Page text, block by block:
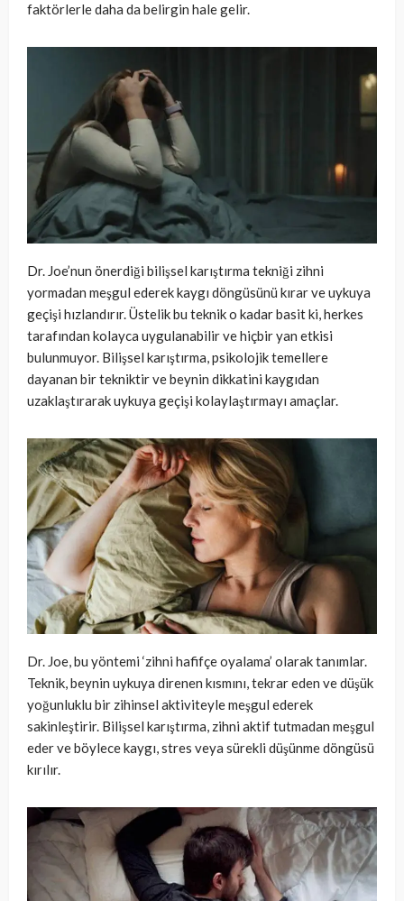
faktörlerle daha da belirgin hale gelir.
Dr. Joe’nun önerdiği bilişsel karıştırma tekniği zihni
yormadan meşgul ederek kaygı döngüsünü kırar ve uykuya
geçişi hızlandırır. Üstelik bu teknik o kadar basit ki, herkes
tarafından kolayca uygulanabilir ve hiçbir yan etkisi
bulunmuyor. Bilişsel karıştırma, psikolojik temellere
dayanan bir tekniktir ve beynin dikkatini kaygıdan
uzaklaştırarak uykuya geçişi kolaylaştırmayı amaçlar.
Dr. Joe, bu yöntemi ‘zihni hafifçe oyalama’ olarak tanımlar.
Teknik, beynin uykuya direnen kısmını, tekrar eden ve düşük
yoğunluklu bir zihinsel aktiviteyle meşgul ederek
sakinleştirir. Bilişsel karıştırma, zihni aktif tutmadan meşgul
eder ve böylece kaygı, stres veya sürekli düşünme döngüsü
kırılır.